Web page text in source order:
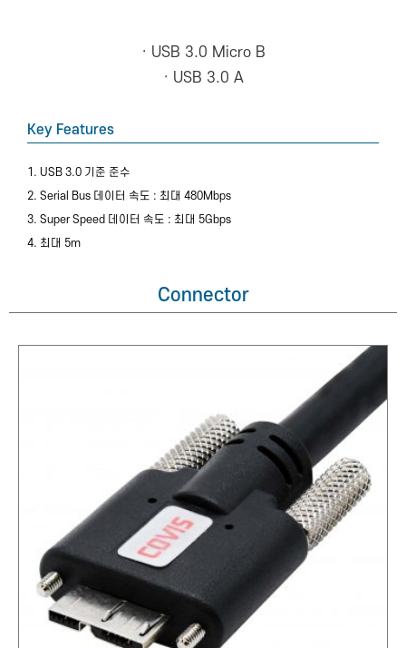
· USB 3.0 Micro B
· USB 3.0 A
Key Features
1. USB 3.0 기준 준수
2. Serial Bus 데이터 속도 : 최대 480Mbps
3. Super Speed 데이터 속도 : 최대 5Gbps
4. 최대 5m
Connector